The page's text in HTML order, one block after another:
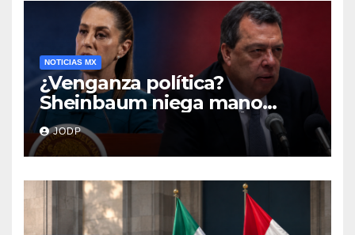
NOTICIAS MX
¿Venganza política?
Sheinbaum niega mano
negra en captura de Ángel
Aguirre
JODP